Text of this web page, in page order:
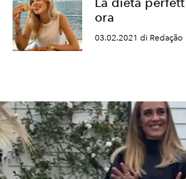
ora
03.02.2021 di Redação